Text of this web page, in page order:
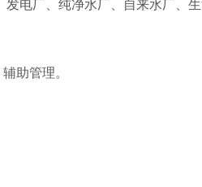
电厂、纯净水厂、自来水厂、
助管理。